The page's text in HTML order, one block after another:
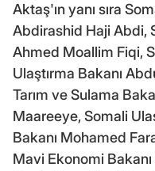
Aktaş'ın yanı sıra
Abdirashid Haji Abdi,
Ahmed Moallim Fiqi,
Ulaştırma Bakanı
Tarım ve Sulama
Maareeye, Somali
Bakanı Mohamed
Mavi Ekonomi